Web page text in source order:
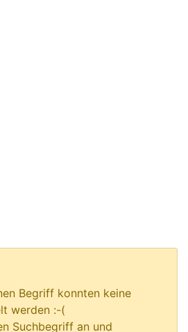
Begriff konnten keine
werden :-(
Suchbegriff an und